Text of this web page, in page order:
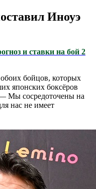
Иноуэ
и ставки на бой 2
бойцов, которых
японских боксёров
Мы сосредоточены на
нас не имеет